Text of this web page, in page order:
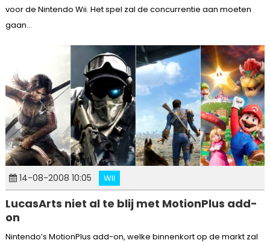
voor de Nintendo Wii. Het spel zal de concurrentie aan moeten
gaan...
14-08-2008 10:05 WII
LucasArts niet al te blij met MotionPlus add-
on
Nintendo’s MotionPlus add-on, welke binnenkort op de markt zal